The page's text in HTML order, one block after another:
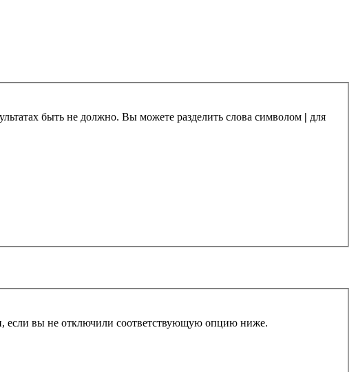
быть не должно. Вы можете разделить слова символом | для
если вы не отключили соответствующую опцию ниже.